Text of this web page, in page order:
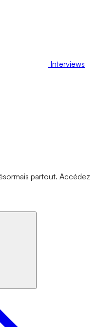
Interviews
partout. Accédez